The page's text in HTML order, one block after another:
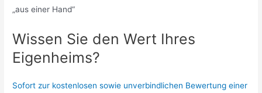
„aus einer Hand“
Wissen Sie den Wert Ihres
Eigenheims?
Sofort zur kostenlosen sowie unverbindlichen Bewertung einer